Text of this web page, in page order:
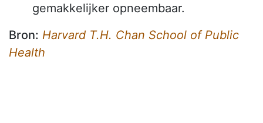
gemakkelijker opneembaar.
Bron: Harvard T.H. Chan School of Public
Health